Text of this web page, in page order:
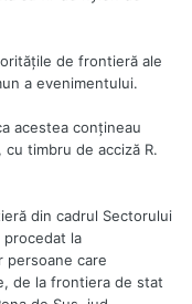
de frontieră ale
a evenimentului.
acestea conţineau
timbru de acciză R.
din cadrul Sectorului
procedat la
persoane care
de la frontiera de stat